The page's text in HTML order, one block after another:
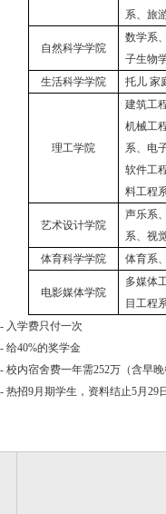
系、旅
自然科学学院
数学系
子生物
生活科学学院
托儿 家
理工学院
建筑工
机械工
系、电
软件工
料工程
艺术设计学院
声乐系
系、视
体育科学学院
体育系
电影媒体学院
多媒体
目工程
- 入学费只付一次
- 给40%的奖学金
- 校内宿舍费一年需252万（含早
- 热招9月期学生，资料结止5月 29